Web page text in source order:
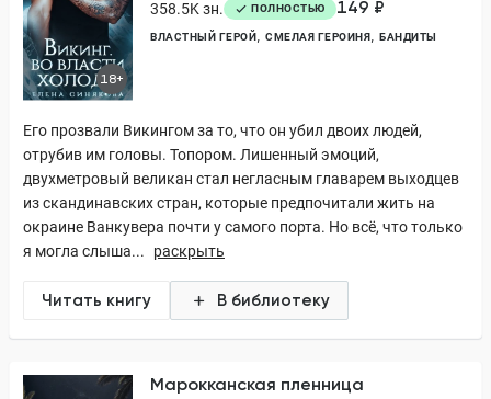
18+
358.5K зн. ПОЛНОСТЬЮ 149 ₽
ВЛАСТНЫЙ ГЕРОЙ СМЕЛАЯ ГЕРОИНЯ БАНДИТЫ
Его прозвали Викингом за то, что он убил двоих людей,
отрубив им головы. Топором. Лишенный эмоций,
двухметровый великан стал негласным главарем выходцев
из скандинавских стран, которые предпочитали жить на
окраине Ванкувера почти у самого порта. Но всё, что только
я могла слыша...
раскрыть
Читать книгу В библиотеку
Марокканская пленница